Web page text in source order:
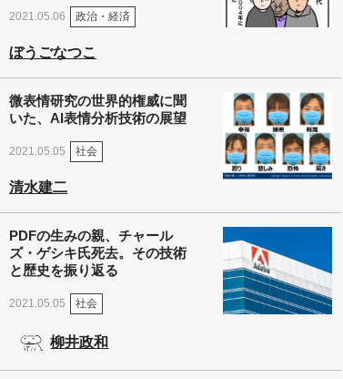
2021.05.06 政治・経済
ぼうごなつこ
微表情研究の世界的権威に聞
いた、AI表情分析技術の展望
2021.05.05 社会
清水建二
PDFの生みの親、チャール
ズ・ゲシキ氏死去。その技術
と歴史を振り返る
2021.05.05 社会
柳井政和